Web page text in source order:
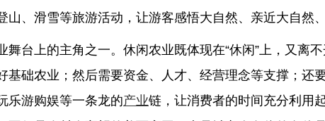
山、滑雪等旅游活动，让游客感悟大自然、亲近大自然
舞台上的主角之一。休闲农业既体现在“休闲”上，又离
基础农业；然后需要资金、
人才、经营理念等支撑；还
乐游购娱等一条龙的产业链，让消费者的时间充分利用